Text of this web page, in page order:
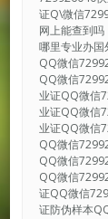
证Q\微信
网上能查到吗
哪里专业办
QQ微信
QQ微信
业证QQ微信
业证QQ微信
业证QQ微信
QQ微信
QQ微信
QQ微信
证QQ微信
证防伪样本